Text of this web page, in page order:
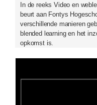
In de reeks Video en
beurt aan Fontys
verschillende manieren
blended learning en het
opkomst is.